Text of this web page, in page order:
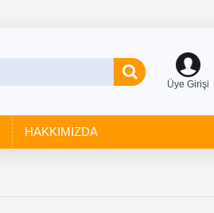
Üye Girişi
HAKKIMIZDA